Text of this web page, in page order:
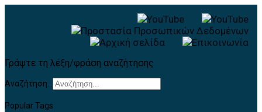
Γράψτε τη λέξη/φράση αναζήτησης
Αναζήτηση...
Popular Tags